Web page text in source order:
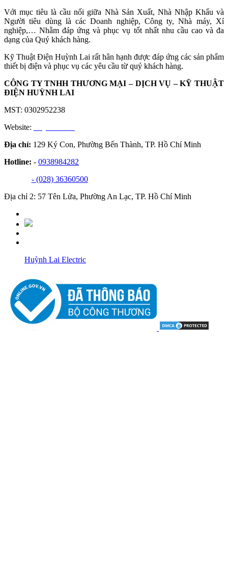
Với mục tiêu là cầu nối giữa Nhà Sản Xuất, Nhà Nhập Khẩu và
Người tiêu dùng là các Doanh nghiệp, Công ty, Nhà máy, Xí
nghiệp,… Nhằm đáp ứng và phục vụ tốt nhất nhu cầu cao và đa
dạng của Quý khách hàng.
Kỹ Thuật Điện Huỳnh Lai rất hân hạnh được đáp ứng các sản phẩm
thiết bị điện và phục vụ các yêu cầu từ quý khách hàng.
CÔNG TY TNHH THƯƠNG MẠI – DỊCH VỤ – KỸ THUẬT
ĐIỆN HUỲNH LAI
MST: 0302952238
Website:
Địa chỉ: 129 Ký Con, Phường Bến Thành, TP. Hồ Chí Minh
Hotline: - 0938984282
- (028) 36360500
Địa chỉ 2: 57 Tên Lửa, Phường An Lạc, TP. Hồ Chí Minh
Huỳnh Lai Electric